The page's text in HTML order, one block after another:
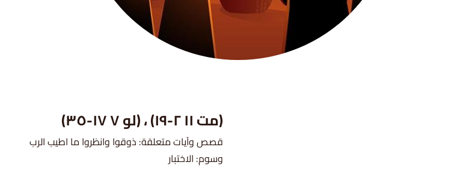
(مت ١١ ٢-١٩) ، (لو ٧ ١٧-٣٥)
قصص وآيات متعلقة: ذوقوا وانظروا ما اطيب الرب
وسوم: الاختبار